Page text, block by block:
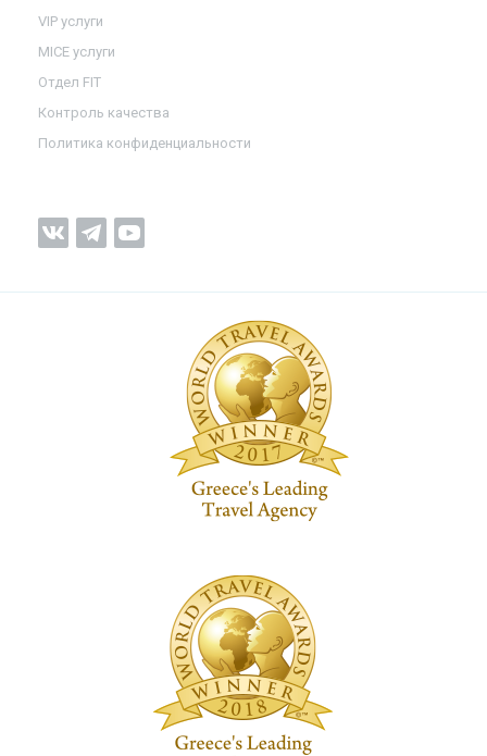
VIP услуги
MICE услуги
Отдел FIT
Контроль качества
Политика конфиденциальности